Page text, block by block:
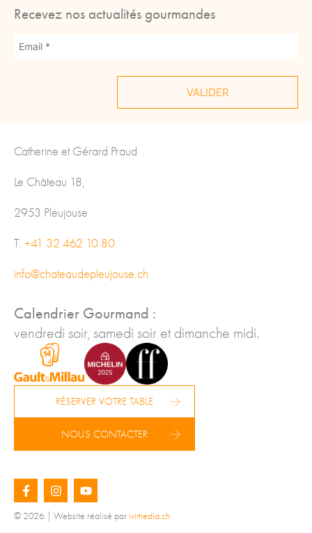
Recevez nos actualités gourmandes
Catherine et Gérard Praud
Le Château 18,
2953 Pleujouse
T. +41 32 462 10 80
info@chateaudepleujouse.ch
Calendrier Gourmand :
vendredi soir, samedi soir et dimanche midi.
RÉSERVER VOTRE TABLE
NOUS CONTACTER
© 2026 | Website réalisé parivimedia.ch